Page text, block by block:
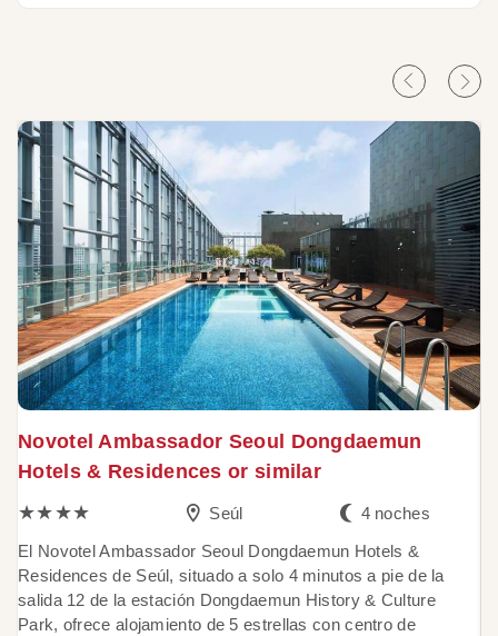
Novotel Ambassador Seoul Dongdaemun
Hotels & Residences or similar
★★★★
Seúl 4 noches
El Novotel Ambassador Seoul Dongdaemun Hotels &
Residences de Seúl, situado a solo 4 minutos a pie de la
salida 12 de la estación Dongdaemun History & Culture
Park, ofrece alojamiento de 5 estrellas con centro de